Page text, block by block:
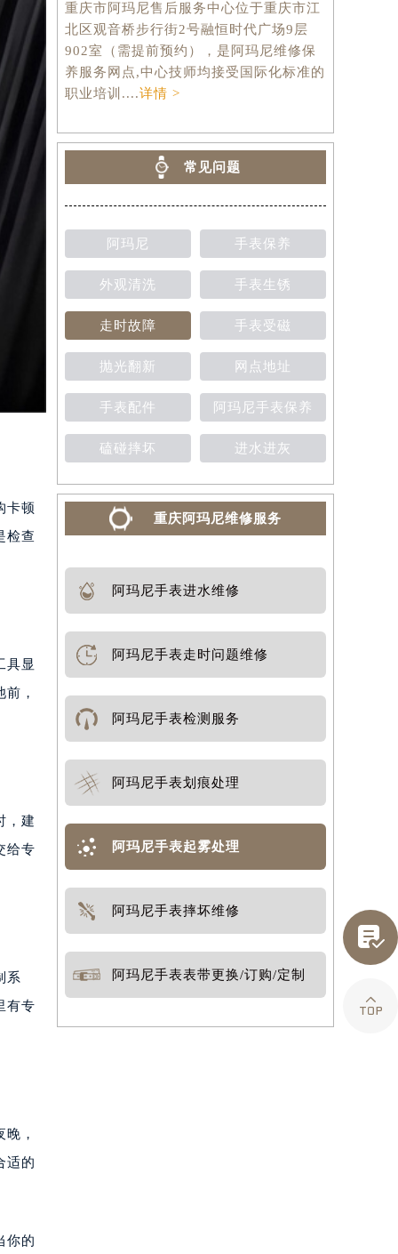
卡顿
检查
具显
，
，建
给专
系
有专
，
适的
你的
重庆市阿玛尼售后服务中心位于重庆市江
北区观音桥步行街2号融恒时代广场9层
902室（需提前预约），是阿玛尼维修保
养服务网点,中心技师均接受国际化标准的
职业培训....详情 >
常见问题
阿玛尼 手表保养
外观清洗 手表生锈
走时故障 手表受磁
抛光翻新 网点地址
手表配件 阿玛尼手表保养
磕碰摔坏 进水进灰
重庆阿玛尼维修服务
阿玛尼手表进水维修
阿玛尼手表走时问题维修
阿玛尼手表检测服务
阿玛尼手表划痕处理
阿玛尼手表起雾处理
阿玛尼手表摔坏维修
阿玛尼手表表带更换/订购/定制

